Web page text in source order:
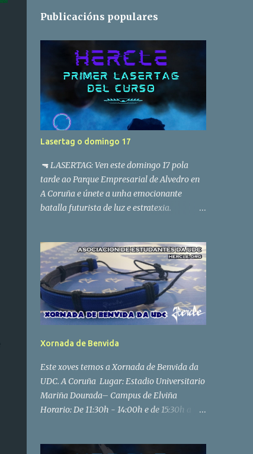
Publicacións populares
Lasertag o domingo 17
🔫 LASERTAG: Ven este domingo 17 pola
tarde ao Parque Empresarial de Alvedro en
A Coruña e únete a unha emocionante
batalla futurista de luz e estratexia.
libre e compite co teu equipo. Non precisa
experiencia previa, só gañas de diversión. 📅
Data: Domingo 17 de setembro ⏰ Hora: Pola
tarde (horario exacto a confirmar) 📍 Lugar:
Parque empresarial de Alvedro, Calle E, nº
12, 15180, A Coruña 📝 Para inscribirte, enche
https://forms.gle/hUWM1CR3yUHUaDdc6
Xornada de Benvida
Este xoves temos a Xornada de Benvida da
UDC. A Coruña Lugar: Estadio Universitario
Mariña Dourada– Campus de Elviña
Horario: De 11:30h - 14:00h e de 15:30h a